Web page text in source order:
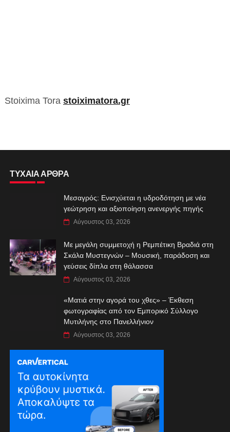
Stoixima Tora stoiximatora.gr
ΤΥΧΑΙΑ ΑΡΘΡΑ
Μεσαγρός: Ενισχύεται η υδροδότηση με νέα
γεώτρηση και αξιοποίηση ανενεργής πηγής
Αύγουστος 03, 2026
Με μεγάλη συμμετοχή η Ρεμπέτικη Βραδιά στη
Σκάλα Μυστεγνών – Μουσική, παράδοση και
γεύσεις δίπλα στη θάλασσα
Αύγουστος 03, 2026
«Ματιά στην αγορά του χθες» – Έκθεση
φωτογραφίας από τον Εμπορικό Σύλλογο
Μυτιλήνης στο Πανελλήνιον
Αύγουστος 03, 2026